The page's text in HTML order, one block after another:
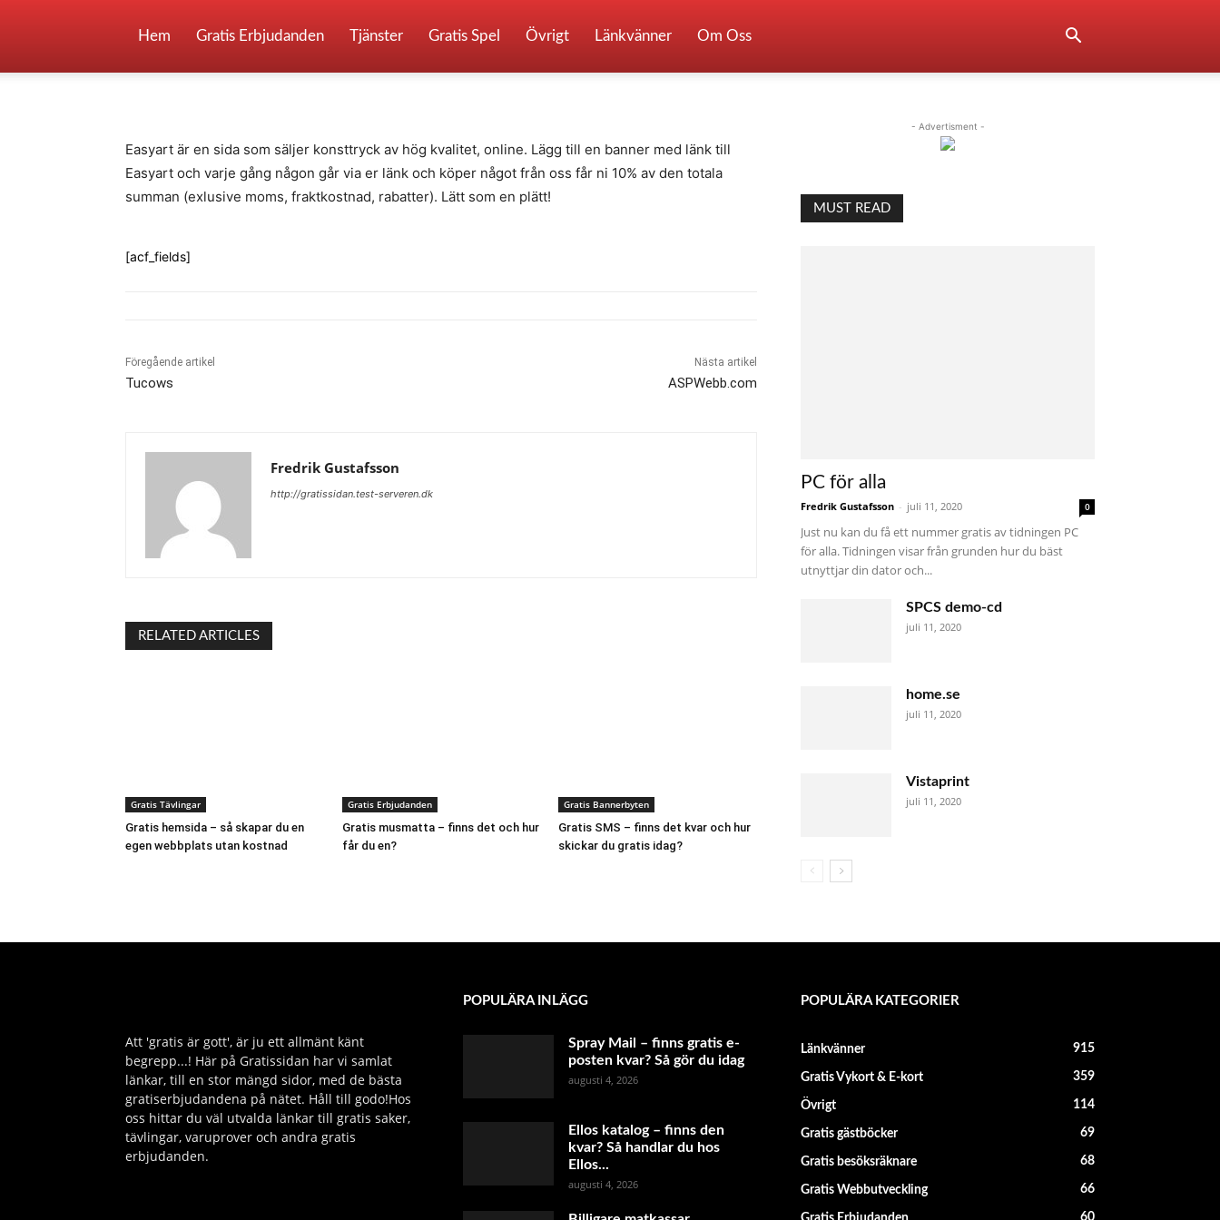
Hem Gratis Erbjudanden Tjänster Gratis Spel Övrigt Länkvänner Om Oss
Easyart är en sida som säljer konsttryck av hög kvalitet, online. Lägg till en banner med länk till
Easyart och varje gång någon går via er länk och köper något från oss får ni 10% av den totala
summan (exlusive moms, fraktkostnad, rabatter). Lätt som en plätt!
[acf_fields]
Föregående artikel
Tucows
Nästa artikel
ASPWebb.com
Fredrik Gustafsson
http://gratissidan.test-serveren.dk
RELATED ARTICLES
Gratis Tävlingar
Gratis hemsida – så skapar du en
egen webbplats utan kostnad
Gratis Erbjudanden
Gratis musmatta – finns det och hur
får du en?
Gratis Bannerbyten
Gratis SMS – finns det kvar och hur
skickar du gratis idag?
- Advertisment -
MUST READ
PC för alla
Fredrik Gustafsson - juli 11, 2020 0
Just nu kan du få ett nummer gratis av tidningen PC
för alla. Tidningen visar från grunden hur du bäst
utnyttjar din dator och...
SPCS demo-cd
juli 11, 2020
home.se
juli 11, 2020
Vistaprint
juli 11, 2020
Att 'gratis är gott', är ju ett allmänt känt
begrepp...! Här på Gratissidan har vi samlat
länkar, till en stor mängd sidor, med de bästa
gratiserbjudandena på nätet. Håll till godo!Hos
oss hittar du väl utvalda länkar till gratis saker,
tävlingar, varuprover och andra gratis
erbjudanden.
POPULÄRA INLÄGG
Spray Mail – finns gratis e-
posten kvar? Så gör du idag
augusti 4, 2026
Ellos katalog – finns den
kvar? Så handlar du hos
Ellos...
augusti 4, 2026
POPULÄRA KATEGORIER
Länkvänner 915
Gratis Vykort & E-kort 359
Övrigt 114
Gratis gästböcker 69
Gratis besöksräknare 68
Gratis Webbutveckling 66
60